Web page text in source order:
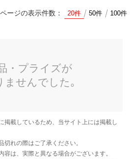
ージの表示件数： 20件 50件 100件